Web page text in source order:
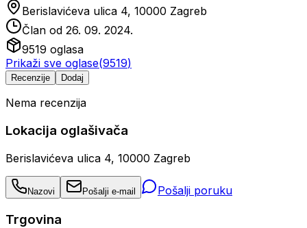
Berislavićeva ulica 4, 10000 Zagreb
Član od 26. 09. 2024.
9519 oglasa
Prikaži sve oglase(9519)
Recenzije Dodaj
Nema recenzija
Lokacija oglašivača
Berislavićeva ulica 4, 10000 Zagreb
Nazovi Pošalji e-mail Pošalji poruku
Trgovina